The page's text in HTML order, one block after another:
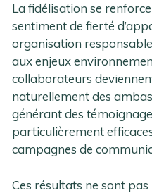
La fidélisation se
sentiment de fierté
organisation
aux enjeux
collaborateurs
naturellement des
générant des
particulièrement
campagnes de
Ces résultats ne sont